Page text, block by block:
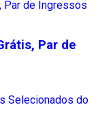
Par de